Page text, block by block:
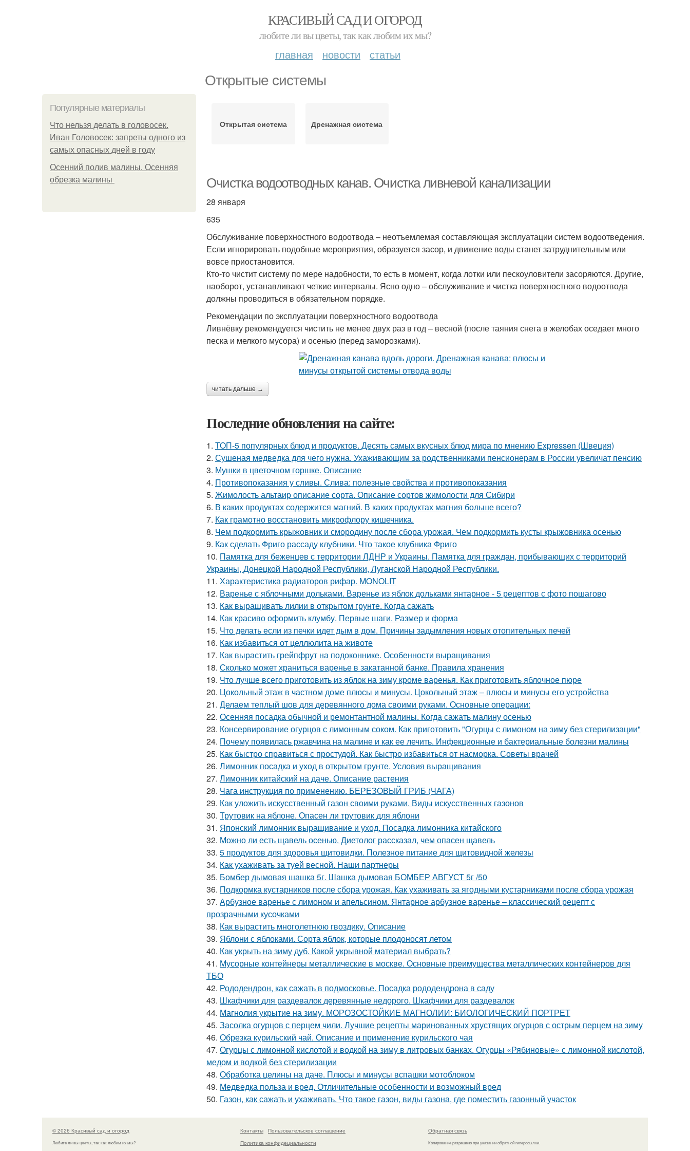
КРАСИВЫЙ САД И ОГОРОД
любите ли вы цветы, так как любим их мы?
главная новости статьи
Открытые системы
Популярные материалы
Что нельзя делать в головосек.
Иван Головосек: запреты одного из
самых опасных дней в году
Осенний полив малины. Осенняя
обрезка малины
Открытая система Дренажная система
Очистка водоотводных канав. Очистка ливневой канализации
28 января
635
Обслуживание поверхностного водоотвода – неотъемлемая составляющая эксплуатации систем водоотведения.
Если игнорировать подобные мероприятия, образуется засор, и движение воды станет затруднительным или
вовсе приостановится.
Кто-то чистит систему по мере надобности, то есть в момент, когда лотки или пескоуловители засоряются. Другие,
наоборот, устанавливают четкие интервалы. Ясно одно – обслуживание и чистка поверхностного водоотвода
должны проводиться в обязательном порядке.
Рекомендации по эксплуатации поверхностного водоотвода
Ливнёвку рекомендуется чистить не менее двух раз в год – весной (после таяния снега в желобах оседает много
песка и мелкого мусора) и осенью (перед заморозками).
читать дальше →
Последние обновления на сайте:
1. ТОП-5 популярных блюд и продуктов. Десять самых вкусных блюд мира по мнению Expressen (Швеция)
2. Сушеная медведка для чего нужна. Ухаживающим за родственниками пенсионерам в России увеличат пенсию
3. Мушки в цветочном горшке. Описание
4. Противопоказания у сливы. Слива: полезные свойства и противопоказания
5. Жимолость альтаир описание сорта. Описание сортов жимолости для Сибири
6. В каких продуктах содержится магний. В каких продуктах магния больше всего?
7. Как грамотно восстановить микрофлору кишечника.
8. Чем подкормить крыжовник и смородину после сбора урожая. Чем подкормить кусты крыжовника осенью
9. Как сделать Фриго рассаду клубники. Что такое клубника Фриго
10. Памятка для беженцев с территории ЛДНР и Украины. Памятка для граждан, прибывающих с территорий
Украины, Донецкой Народной Республики, Луганской Народной Республики.
11. Характеристика радиаторов рифар. MONOLIT
12. Варенье с яблочными дольками. Варенье из яблок дольками янтарное - 5 рецептов с фото пошагово
13. Как выращивать лилии в открытом грунте. Когда сажать
14. Как красиво оформить клумбу. Первые шаги. Размер и форма
15. Что делать если из печки идет дым в дом. Причины задымления новых отопительных печей
16. Как избавиться от целлюлита на животе
17. Как вырастить грейпфрут на подоконнике. Особенности выращивания
18. Сколько может храниться варенье в закатанной банке. Правила хранения
19. Что лучше всего приготовить из яблок на зиму кроме варенья. Как приготовить яблочное пюре
20. Цокольный этаж в частном доме плюсы и минусы. Цокольный этаж – плюсы и минусы его устройства
21. Делаем теплый шов для деревянного дома своими руками. Основные операции:
22. Осенняя посадка обычной и ремонтантной малины. Когда сажать малину осенью
23. Консервирование огурцов с лимонным соком. Как приготовить "Огурцы с лимоном на зиму без стерилизации"
24. Почему появилась ржавчина на малине и как ее лечить. Инфекционные и бактериальные болезни малины
25. Как быстро справиться с простудой. Как быстро избавиться от насморка. Советы врачей
26. Лимонник посадка и уход в открытом грунте. Условия выращивания
27. Лимонник китайский на даче. Описание растения
28. Чага инструкция по применению. БЕРЕЗОВЫЙ ГРИБ (ЧАГА)
29. Как уложить искусственный газон своими руками. Виды искусственных газонов
30. Трутовик на яблоне. Опасен ли трутовик для яблони
31. Японский лимонник выращивание и уход. Посадка лимонника китайского
32. Можно ли есть щавель осенью. Диетолог рассказал, чем опасен щавель
33. 5 продуктов для здоровья щитовидки. Полезное питание для щитовидной железы
34. Как ухаживать за туей весной. Наши партнеры
35. Бомбер дымовая шашка 5г. Шашка дымовая БОМБЕР АВГУСТ 5г /50
36. Подкормка кустарников после сбора урожая. Как ухаживать за ягодными кустарниками после сбора урожая
37. Арбузное варенье с лимоном и апельсином. Янтарное арбузное варенье – классический рецепт с
прозрачными кусочками
38. Как вырастить многолетнюю гвоздику. Описание
39. Яблони с яблоками. Сорта яблок, которые плодоносят летом
40. Как укрыть на зиму дуб. Какой укрывной материал выбрать?
41. Мусорные контейнеры металлические в москве. Основные преимущества металлических контейнеров для
ТБО
42. Рододендрон, как сажать в подмосковье. Посадка рододендрона в саду
43. Шкафчики для раздевалок деревянные недорого. Шкафчики для раздевалок
44. Магнолия укрытие на зиму. МОРОЗОСТОЙКИЕ МАГНОЛИИ: БИОЛОГИЧЕСКИЙ ПОРТРЕТ
45. Засолка огурцов с перцем чили. Лучшие рецепты маринованных хрустящих огурцов с острым перцем на зиму
46. Обрезка курильский чай. Описание и применение курильского чая
47. Огурцы с лимонной кислотой и водкой на зиму в литровых банках. Огурцы «Рябиновые» с лимонной кислотой,
медом и водкой без стерилизации
48. Обработка целины на даче. Плюсы и минусы вспашки мотоблоком
49. Медведка польза и вред. Отличительные особенности и возможный вред
50. Газон, как сажать и ухаживать. Что такое газон, виды газона, где поместить газонный участок
© 2026 Красивый сад и огород
Любите ли вы цветы, так как любим их мы?
Контакты
Пользовательское соглашение
Политика конфидециальности
Обратная связь
Копирование разрешено при указании обратной гиперссылки.